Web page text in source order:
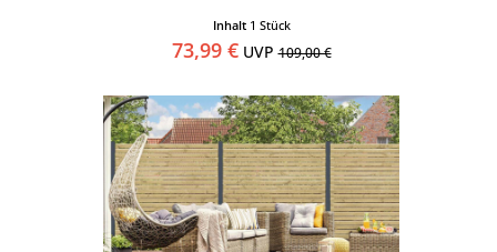
Inhalt 1 Stück
73,99 €UVP109,00 €